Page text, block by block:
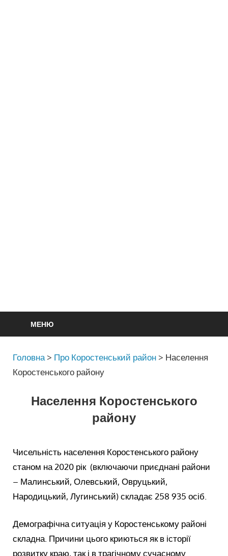
МЕНЮ
Головна > Про Коростенський район > Населення
Коростенського району
Населення Коростенського
району
Чисельність населення Коростенського району
станом на 2020 рік (включаючи приєднані райони
– Малинський, Олевський, Овруцький,
Народицький, Лугинський) складає 258 935 осіб.
Демографічна ситуація у Коростенському районі
складна. Причини цього криються як в історії
розвитку краю, так і в трагічному сучасному